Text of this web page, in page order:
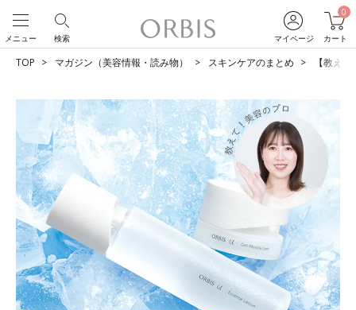
マイページ
0
カート
検索
メニュー
TOP マガジン（美容情報・読み物） スキンケアのまとめ 【教え